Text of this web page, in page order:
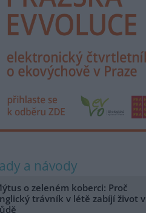
a návody
o zeleném koberci: Proč
trávník v létě zabíjí život v